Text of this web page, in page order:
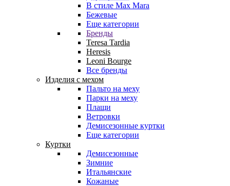
В стиле Max Mara
Бежевые
Еще категории
Бренды
Teresa Tardia
Heresis
Leoni Bourge
Все бренды
Изделия с мехом
Пальто на меху
Парки на меху
Плащи
Ветровки
Демисезонные куртки
Еще категории
Куртки
Демисезонные
Зимние
Итальянские
Кожаные